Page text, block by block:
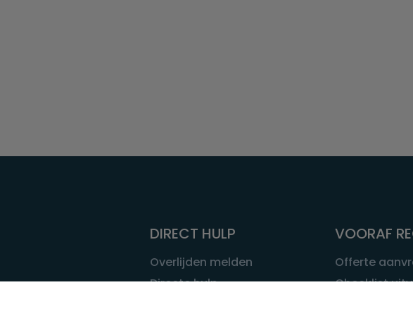
DIRECT HULP
Overlijden melden
Directe hulp
VOORAF
Offerte
Checklist